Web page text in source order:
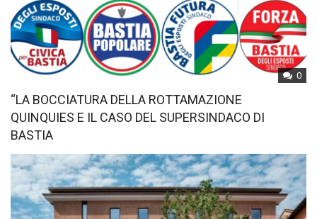
0
“LA BOCCIATURA DELLA ROTTAMAZIONE
QUINQUIES E IL CASO DEL SUPERSINDACO DI
BASTIA